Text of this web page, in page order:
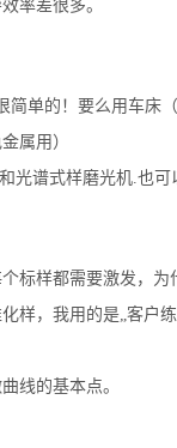
仪
ROHS检测仪
率差很多。
简单的！要么用车床
属用）
光谱式样磨光机.也可
标样都需要激发，为
样，我用的是„客户
线的基本点。